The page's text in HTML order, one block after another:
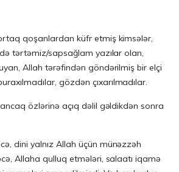
qoşanlardan küfr etmiş kimsələr,
tərtəmiz/sapsağlam ya­zılar olan,
Allah tərəfindən göndərilmiş bir elçi
gözdən çıxarılmadılar.
özlərinə açıq dəlil gəldikdən sonra
dini yalnız Allah üçün münəzzəh
Allaha qulluq etmələri, salaatı iqamə